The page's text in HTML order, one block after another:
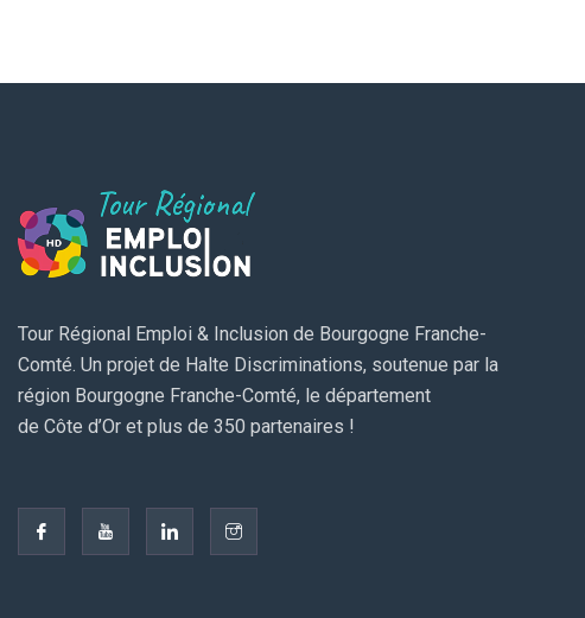
Tour Régional Emploi & Inclusion de Bourgogne Franche-
Comté. Un projet de Halte Discriminations, soutenue par la
région Bourgogne Franche-Comté, le département
de Côte d’Or et plus de 350 partenaires !